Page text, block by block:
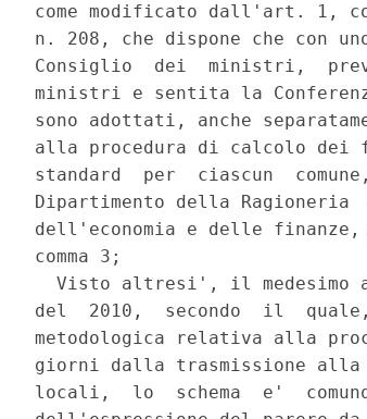
come modificato dall'art. 1,
n. 208, che dispone che con
Consiglio  dei  ministri,
ministri e sentita la
sono adottati, anche
alla procedura di calcolo dei
standard  per  ciascun
Dipartimento della
dell'economia e delle
comma 3;
Visto altresi', il medesimo
del  2010,  secondo  il
metodologica relativa alla
giorni dalla trasmissione alla
locali,  lo  schema  e'